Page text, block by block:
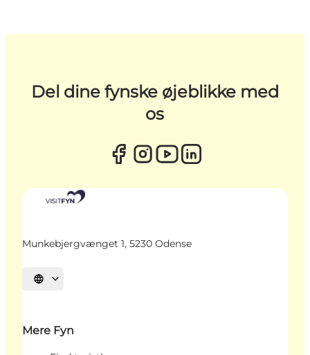
Del dine fynske øjeblikke med
os
Munkebjergvænget 1, 5230 Odense
Vælg sprog
Mere Fyn